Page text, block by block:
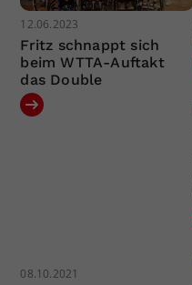
12.06.2023
Fritz schnappt sich
beim WTTA-Auftakt
das Double
08.10.2021